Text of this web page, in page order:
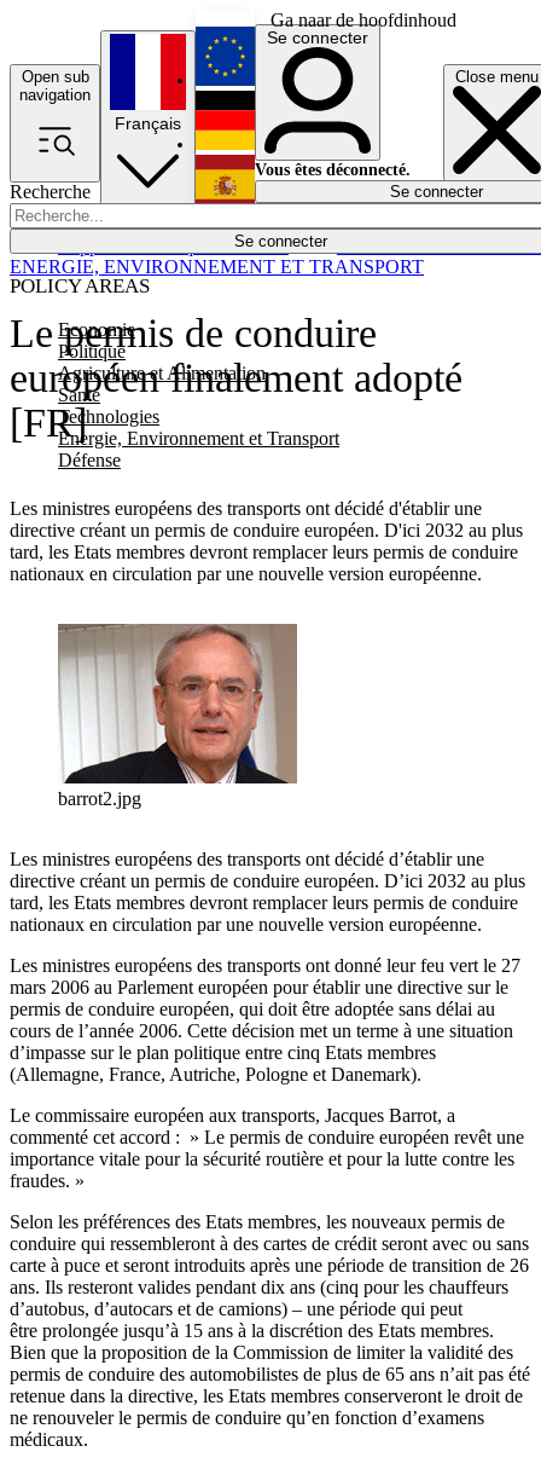
Ga naar de hoofdinhoud
Open sub
navigation
Close menu
Recherche
Se connecter
POLICY AREAS
Economie
Politique
Agriculture et Alimentation
Santé
Technologies
Energie, Environnement et Transport
Défense
Économie
Français
English
Deutsch
Español
Se connecter
Vous êtes déconnecté.
Se connecter
Le permis de conduire
européen finalement adopté
[FR]
Les ministres européens des transports ont décidé d'établir une
directive créant un permis de conduire européen. D'ici 2032 au plus
tard, les Etats membres devront remplacer leurs permis de conduire
nationaux en circulation par une nouvelle version européenne.
ENERGIE, ENVIRONNEMENT ET TRANSPORT
barrot2.jpg
Les ministres européens des transports ont décidé d’établir une
directive créant un permis de conduire européen. D’ici 2032 au plus
tard, les Etats membres devront remplacer leurs permis de conduire
nationaux en circulation par une nouvelle version européenne.
Les ministres européens des transports ont donné leur feu vert le 27
mars 2006 au Parlement européen pour établir une directive sur le
permis de conduire européen, qui doit être adoptée sans délai au
cours de l’année 2006. Cette décision met un terme à une situation
d’impasse sur le plan politique entre cinq Etats membres
(Allemagne, France, Autriche, Pologne et Danemark).
Le commissaire européen aux transports, Jacques Barrot, a
commenté cet accord : » Le permis de conduire européen revêt une
importance vitale pour la sécurité routière et pour la lutte contre les
fraudes. »
Selon les préférences des Etats membres, les nouveaux permis de
conduire qui ressembleront à des cartes de crédit seront avec ou sans
carte à puce et seront introduits après une période de transition de 26
ans. Ils resteront valides pendant dix ans (cinq pour les chauffeurs
d’autobus, d’autocars et de camions) – une période qui peut
être prolongée jusqu’à 15 ans à la discrétion des Etats membres.
Bien que la proposition de la Commission de limiter la validité des
permis de conduire des automobilistes de plus de 65 ans n’ait pas été
retenue dans la directive, les Etats membres conserveront le droit de
ne renouveler le permis de conduire qu’en fonction d’examens
médicaux.